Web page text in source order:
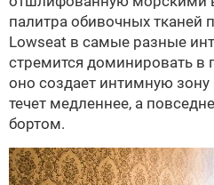
палитра обивочных тканей
Lowseat в самые разные
стремится доминировать в
оно создает интимную
течет медленнее, а
бортом.